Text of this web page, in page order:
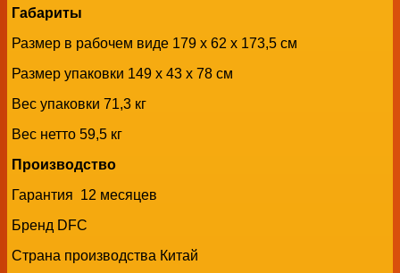
Габариты
Размер в рабочем виде 179 х 62 х 173,5 см
Размер упаковки 149 х 43 х 78 см
Вес упаковки 71,3 кг
Вес нетто 59,5 кг
Производство
Гарантия 12 месяцев
Бренд DFC
Страна производства Китай